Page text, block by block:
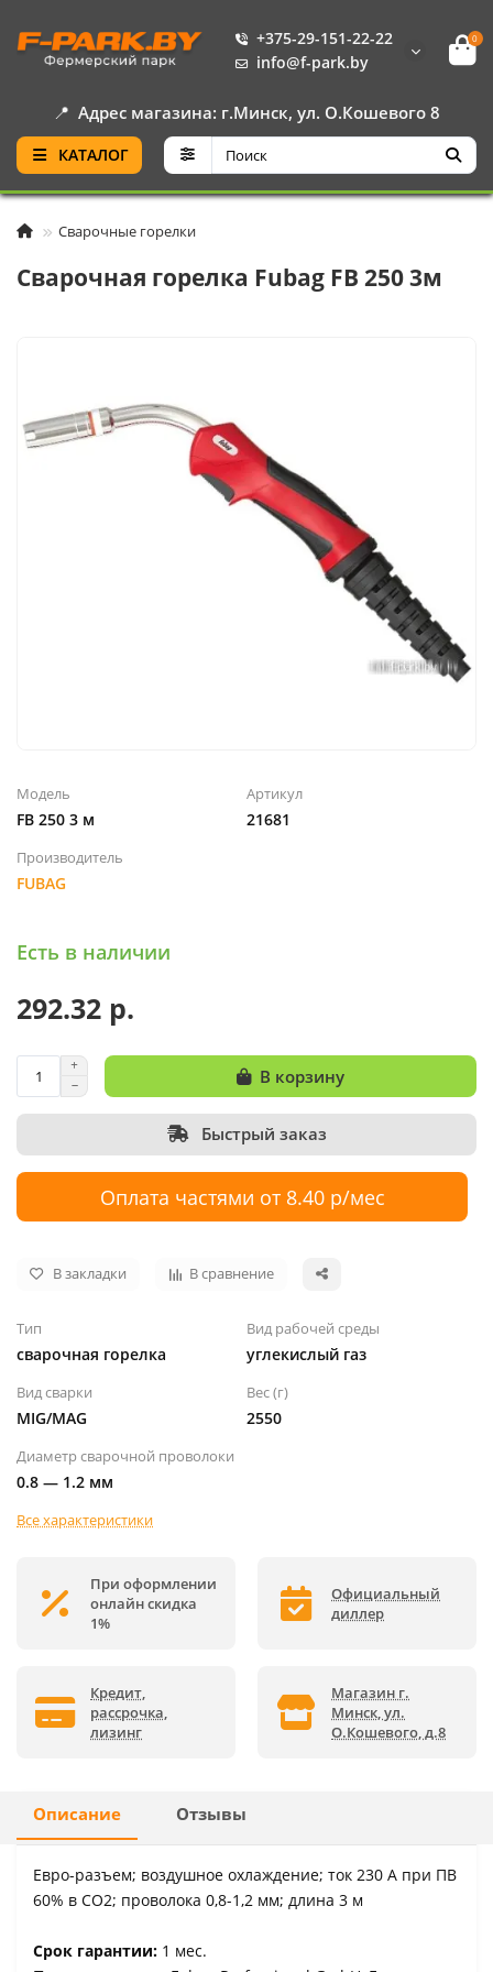
+375-29-151-22-22
info@f-park.by
0
📍 Адрес магазина: г.Минск, ул. О.Кошевого 8
КАТАЛОГ
Сварочные горелки
Сварочная горелка Fubag FB 250 3м
Модель
FB 250 3 м
Артикул
21681
Производитель
FUBAG
Есть в наличии
292.32 р.
В корзину
Быстрый заказ
Оплата частями от 8.40 р/мес
В закладки В сравнение
Тип
сварочная горелка
Вид рабочей среды
углекислый газ
Вид сварки
MIG/MAG
Вес (г)
2550
Диаметр сварочной проволоки
0.8 — 1.2 мм
Все характеристики
При оформлении
онлайн скидка
1%
Официальный
диллер
Кредит,
рассрочка,
лизинг
Магазин г.
Минск, ул.
О.Кошевого, д.8
Описание Отзывы
Евро-разъем; воздушное охлаждение; ток 230 А при ПВ
60% в СО2; проволока 0,8-1,2 мм; длина 3 м
Срок гарантии: 1 мес.